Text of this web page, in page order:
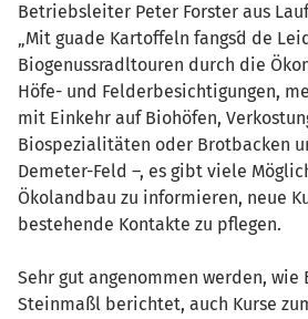
Betriebsleiter Peter Forster aus
„Mit guade Kartoffeln fangs´d de
Biogenussradltouren durch die
Höfe- und Felderbesichtigungen,
mit Einkehr auf Biohöfen,
Biospezialitäten oder Brotbacken
Demeter-Feld –, es gibt viele
Ökolandbau zu informieren, neue
bestehende Kontakte zu pflegen.
Sehr gut angenommen werden,
Steinmaßl berichtet, auch Kurse